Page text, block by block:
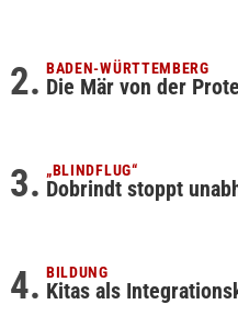
BADEN-WÜRTTEMBERG
Die Mär von der
„BLINDFLUG“
Dobrindt stoppt
BILDUNG
Kitas als